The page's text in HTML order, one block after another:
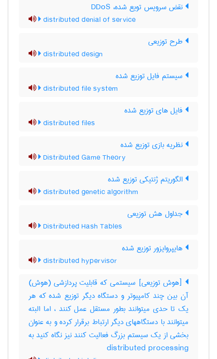
نقض سرویس تویع شده، DDoS
distributed denial of service
طرح توزیعی
distributed design
سیستم فایل توزیع شده
distributed file system
فایل های توزیع شده
distributed files
نظریه بازی توزیع شده
Distributed Game Theory
الگوریتم ژنتیکی توزیع شده
distributed genetic algorithm
جداول هش توزیعی
Distributed Hash Tables
هایپروایزور توزیع شده
distributed hypervisor
[هوش توزیعی] سیستمی که قابلیت پردازشی (هوش)
آن بین چند کامپیوتر و دستگاه دیگر توزیع شده که هر
یک تا حدی میتوانند بطور مستقل عمل کنند ، اما البته
میتوانند با دستگاههای دیگر ارتباط برقرار کرده و به عنوان
بخشی از یک سیستم بزرگ فعالیت کنند نیز نگاه کنید به
‎ distributed processing